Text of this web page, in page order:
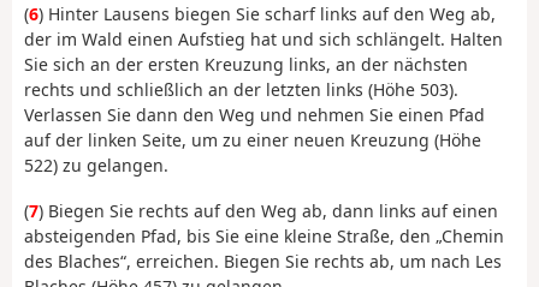
(6) Hinter Lausens biegen Sie scharf links auf den Weg ab,
der im Wald einen Aufstieg hat und sich schlängelt. Halten
Sie sich an der ersten Kreuzung links, an der nächsten
rechts und schließlich an der letzten links (Höhe 503).
Verlassen Sie dann den Weg und nehmen Sie einen Pfad
auf der linken Seite, um zu einer neuen Kreuzung (Höhe
522) zu gelangen.
(7) Biegen Sie rechts auf den Weg ab, dann links auf einen
absteigenden Pfad, bis Sie eine kleine Straße, den „Chemin
des Blaches“, erreichen. Biegen Sie rechts ab, um nach Les